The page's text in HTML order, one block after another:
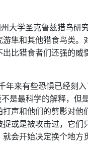
大学圣克鲁兹猎鸟研
游隼和其他猎食鸟类
比猎食者们还强的威
年来有些恐惧已经刻
不是最科学的解释，但
声和他们的剪影对他
或是被攻击过，它们
会开始决定换个地方